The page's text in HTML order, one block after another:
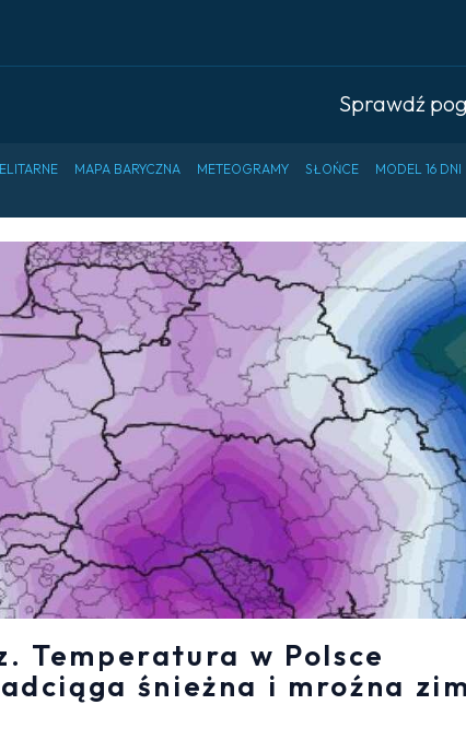
Sprawdź
MAPA BARYCZNA METEOGRAMY SŁOŃCE MODEL 16 DNI
Temperatura w Polsce
śnieżna i mroźna